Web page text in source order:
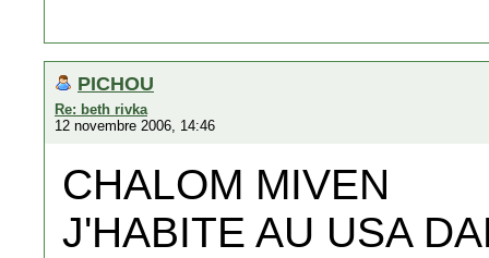
PICHOU
Re: beth rivka
12 novembre 2006, 14:46
CHALOM MIVEN
J'HABITE AU USA